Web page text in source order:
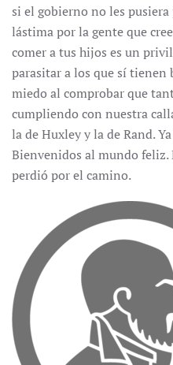
si el gobierno no les
lástima por la gente que
comer a tus hijos es un
parasitar a los que sí tienen
miedo al comprobar que
cumpliendo con nuestra
la de Huxley y la de Rand.
Bienvenidos al mundo feliz.
perdió por el camino.